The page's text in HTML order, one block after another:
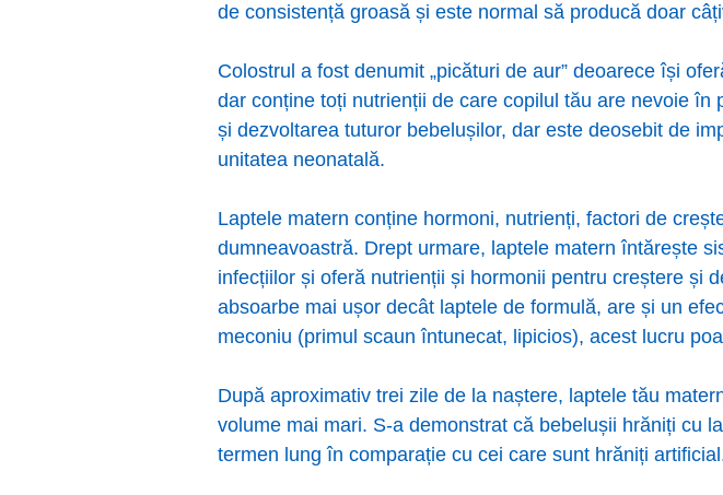
de consistență groasă și este normal să producă doar
Colostrul a fost denumit „picături de aur” deoarece își
dar conține toți nutrienții de care copilul tău are nevoie
și dezvoltarea tuturor bebelușilor, dar este deosebit de
unitatea neonatală.
Laptele matern conține hormoni, nutrienți, factori de
dumneavoastră. Drept urmare, laptele matern întărește
infecțiilor și oferă nutrienții și hormonii pentru creștere și
absoarbe mai ușor decât laptele de formulă, are și un
meconiu (primul scaun întunecat, lipicios), acest lucru
După aproximativ trei zile de la naștere, laptele tău
volume mai mari. S-a demonstrat că bebelușii hrăniți cu
termen lung în comparație cu cei care sunt hrăniți